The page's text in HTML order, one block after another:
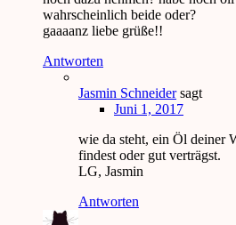
wahrscheinlich beide oder?
gaaaanz liebe grüße!!
Antworten
Jasmin Schneider sagt
Juni 1, 2017
wie da steht, ein Öl deiner
findest oder gut verträgst.
LG, Jasmin
Antworten